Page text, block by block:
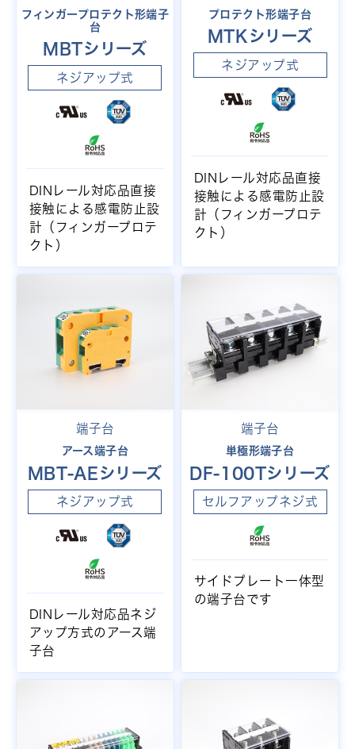
フィンガープロテクト形端子
台
MBTシリーズ
ネジアップ式
DINレール対応品直接
接触による感電防止設
計（フィンガープロテ
クト）
プロテクト形端子台
MTKシリーズ
ネジアップ式
DINレール対応品直接
接触による感電防止設
計（フィンガープロテ
クト）
端子台
アース端子台
MBT-AEシリーズ
ネジアップ式
DINレール対応品ネジ
アップ方式のアース端
子台
端子台
単極形端子台
DF-100Tシリーズ
セルフアップネジ式
サイドプレート一体型
の端子台です